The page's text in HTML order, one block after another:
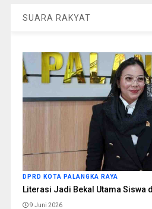
SUARA RAKYAT
DPRD KOTA PALANGKA RAYA
Literasi Jadi Bekal Utama Siswa
9 Juni 2026